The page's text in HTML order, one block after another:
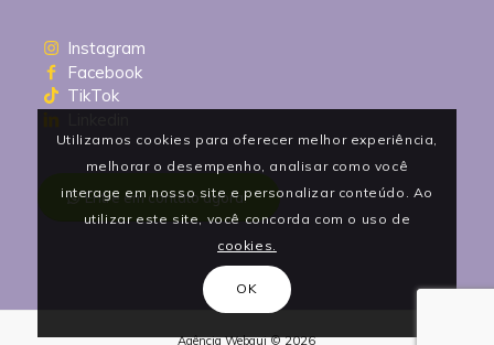
Instagram
Facebook
TikTok
Entre em contato agora!
Agência Webgui © 2026
Utilizamos cookies para oferecer melhor experiência,
melhorar o desempenho, analisar como você
interage em nosso site e personalizar conteúdo. Ao
utilizar este site, você concorda com o uso de
cookies.
OK